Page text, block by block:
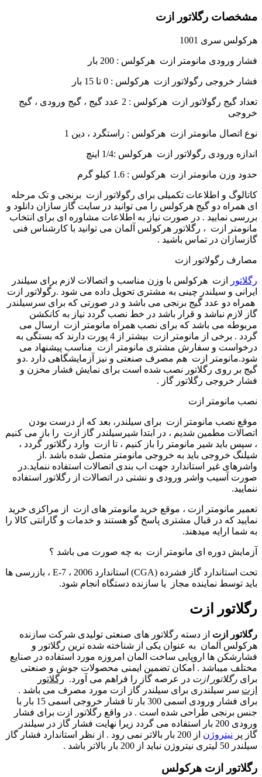
مشخصات رگلاتور ازت
هرکولس سری 1001
فشار ورودی مانومتر ازت هرکولس : 200 بار
فشار خروجی رگولاتور ازت هرکولس : 0 تا 15 بار
تعداد گیج رگولاتور ازت هرکولس : 2 عدد گیج ، گیج ورودی ، گیج
خروجی
نوع اتصال مانومتر ازت هرکولس : راستگرد ، دین 1
اندازه ورودی رگولاتور ازت هرکولس :1/4 اینچ
حدود وزن مانومتر ازت هرکولس : 1.6 کیلو گرم
کاتالوگ و اطلاعات تکمیلی برای رگولاتور ازت برنجی و تک مرحله
ای همراه دو گیج هرکولس را می توانید در سایت گاز سازان دانلود و
بررسی نمایید . در صورت نیاز به اطلاعات مشاوره ای برای انتخاب
مانومتر ازت ، رگلاتور هرکولس آلمان می توانید با کارشناس فنی
گازسازان در تماس باشید .
مصارف رگولاتور ازت
رگلاتور
ازت هرکولس با وزن مناسب و اتصالات لازم برای سیلندر
ایرانی و سیلندر چینی به مشتری تحویل داده می شود .رگولاتور ازت
همراه دو عدد گیج برنجی می باشد و در صورتی که برای سرسیلندر
گاز لازم نباشد و قرار باشد در خط نصب گردد نیاز به کانکشن
مربوطه می باشد که برای نصب همراه مانومتر ازت ارسال می
گردد . برخی از مانومتر ازت بیشتر از 4 پورت دارند که بستگی به
درخواست و سفارش مشتری مانومتر ازت مناسب پیشنهاد می
شود.مانومتر ازت هم مصرف صنعتی و نیز آزمایشگاهی دارد .دو
گیج بر روی رگلاتور نصب شده است برای نمایش فشار مخزن و
فشار خروجی رگلاتور گاز .
نصب مانومتر ازت
موقع نصب مانومتر ازت برای سیلندر، بعد که از درست بودن
اتصالات مطمین شدیم ، در ابتدا شیرسیلندر گاز ازت را باز می کنیم
، سپس باید شیر مانومتر را باز کنیم ، تا ازت وارد رگلاتور گردد ،
شیلنگ خروجی باید به خروجی مانومتر متصل شده باشد . از
واشرهای غیر استاندارد جهت اب بندی اتصالات استفاده ننماید.در
صورت آسیب واشر ورودی و نشتی در اتصالات از رگلاتور استفاده
ننمایید.
تعمیر مانومتر ازت ، موقع خرید مانومتر های ازت از مراکزی خرید
نمایید که در قبال مشتری پاسخ گو هستند و خدمات و گارانتی کالا را
به شما ارایه میدهند.
آزمایش دوره ای مانومتر ازت به چه صورت می باشد ؟
تحت استاندارد گاز فشرده (CGA) استاندارد E-7 ، 2006
، بازرسی ها
باید توسط نماینده مجاز یا سازنده دستگاه انجام شود.
رگلاتور ازت
رگلاتور ازت از دسته رگلاتور های صنعتی تولیدی شرکت سازنده
هرکولس آلمان به عنوان یکی از شناخته شده ترین رگلاتور و
فشارشکن ها اروپایی ساخت المان امروزه مورد استفاده در صنایع
مختلف میباشد . امکان تضمین ایمنی محصولات جوش و صنعتی
برای رگلاتور ازت در عرصه گاز را فراهم می آورد. رگلاتور
ازت سر سیلندری برای سیلندر گاز ازت مورد مصرف می باشد .
برای فشار ورودی اسمی 300 بار تا فشار خروجی اسمی 15 بار با
جنس برنجی طراحی شده است . در واقع رگلاتور ازت برای فشار
ورودی 200 بار استفاده می گردد زیرا نهایت فشار گاز در سیلندر
گاز پر نیتروژن
از 200 بار بالاتر نمی رود . از نظر استاندارد فشار گاز
سیلندر 50 لیتری نیتروژن نباید از 200 بار بالاتر باشد .
رگلاتور ازت هرکولس